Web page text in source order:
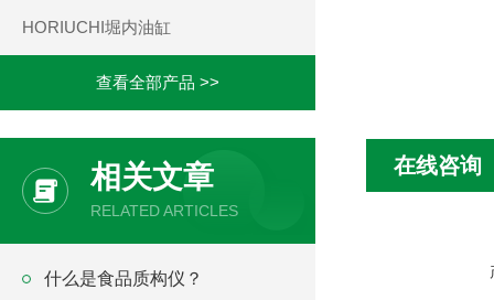
在线咨询
HORIUCHI堀内油缸
查看全部产品 >>
相关文章
RELATED ARTICLES
什么是食品质构仪？